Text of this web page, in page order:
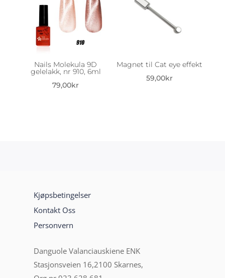
Nails Molekula 9D
gelelakk, nr 910, 6ml
79,00kr
Magnet til Cat eye effekt
59,00kr
Kjøpsbetingelser
Kontakt Oss
Personvern
Danguole Valanciauskiene ENK
Stasjonsveien 16,2100 Skarnes,